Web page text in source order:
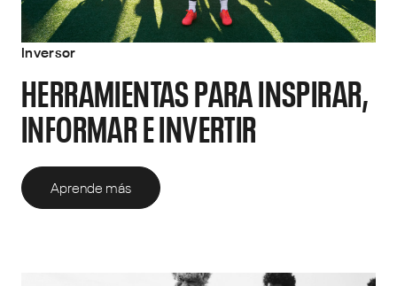
Inversor
HERRAMIENTAS PARA INSPIRAR,
INFORMAR E INVERTIR
Aprende más